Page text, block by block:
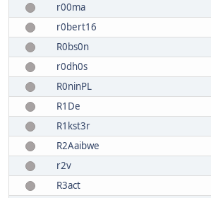
r00ma
r0bert16
R0bs0n
r0dh0s
R0ninPL
R1De
R1kst3r
R2Aaibwe
r2v
R3act